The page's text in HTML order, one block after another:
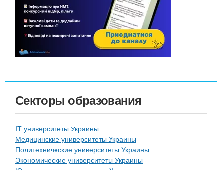
Секторы образования
IT университеты Украины
Медицинские университеты Украины
Политехнические университеты Украины
Экономические университеты Украины